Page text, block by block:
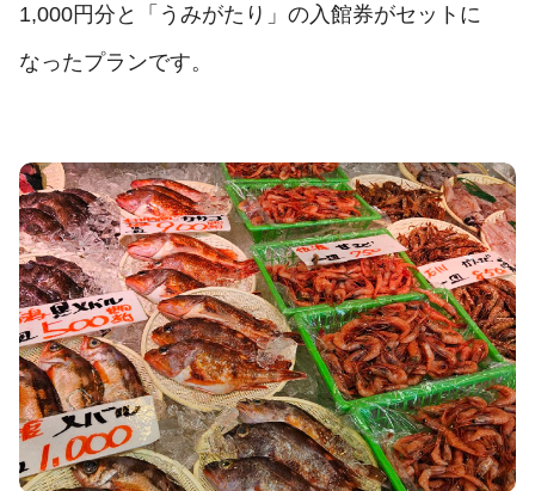
1,000円分と「うみがたり」の入館券がセットに
なったプランです。